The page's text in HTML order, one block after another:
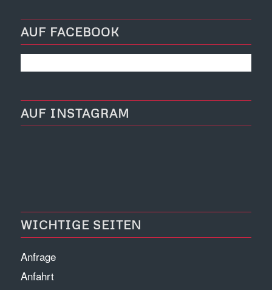
AUF FACEBOOK
AUF INSTAGRAM
WICHTIGE SEITEN
Anfrage
Anfahrt